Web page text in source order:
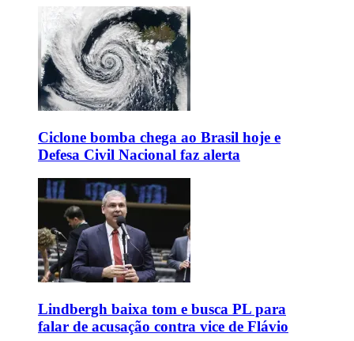
Ciclone bomba chega ao Brasil hoje e
Defesa Civil Nacional faz alerta
Lindbergh baixa tom e busca PL para
falar de acusação contra vice de Flávio